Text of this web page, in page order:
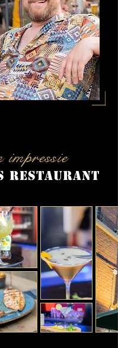
impressie
restaurant